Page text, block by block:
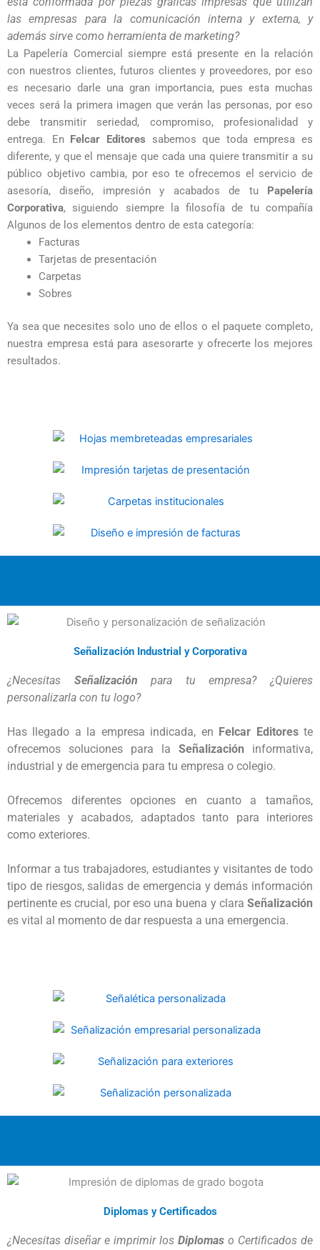
las empresas para la comunicación interna y externa, y
además sirve como herramienta de marketing?
La Papelería Comercial siempre está presente en la relación
con nuestros clientes, futuros clientes y proveedores, por eso
es necesario darle una gran importancia, pues esta muchas
veces será la primera imagen que verán las personas, por eso
debe transmitir seriedad, compromiso, profesionalidad y
entrega. En
Felcar Editores sabemos que toda empresa es
diferente, y que el mensaje que cada una quiere transmitir a su
público objetivo cambia, por eso te ofrecemos el servicio de
asesoría, diseño, impresión y acabados de tu
Papelería
Corporativa, siguiendo siempre la filosofía de tu compañía
Algunos de los elementos dentro de esta categoría:
Facturas
Tarjetas de presentación
Carpetas
Sobres
Ya sea que necesites solo uno de ellos o el paquete completo,
nuestra empresa está para asesorarte y ofrecerte los mejores
resultados.
Señalización Industrial y Corporativa
¿Necesitas Señalización para tu empresa? ¿Quieres
personalizarla con tu logo?
Has llegado a la empresa indicada, en Felcar Editores te
ofrecemos soluciones para la Señalización informativa,
industrial y de emergencia para tu empresa o colegio.
Ofrecemos diferentes opciones en cuanto a tamaños,
materiales y acabados, adaptados tanto para interiores
como exteriores.
Informar a tus trabajadores, estudiantes y visitantes de todo
tipo de riesgos, salidas de emergencia y demás información
pertinente es crucial, por eso una buena y clara Señalización
es vital al momento de dar respuesta a una emergencia.
Diplomas y Certificados
¿Necesitas diseñar e imprimir los Diplomas o Certificados de